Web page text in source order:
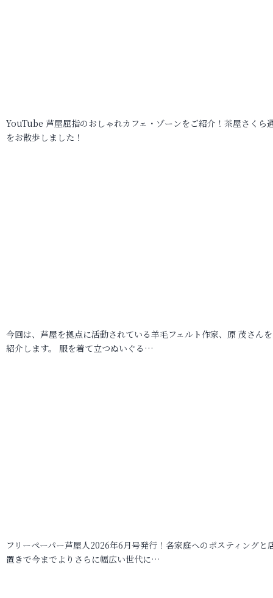
YouTube 芦屋屈指のおしゃれカフェ・ゾーンをご紹介！茶屋さくら
をお散歩しました！
今回は、芦屋を拠点に活動されている羊毛フェルト作家、原 茂さん
紹介します。 服を着て立つぬいぐる…
フリーペーパー芦屋人2026年6月号発行！各家庭へのポスティングと
置きで今までよりさらに幅広い世代に…